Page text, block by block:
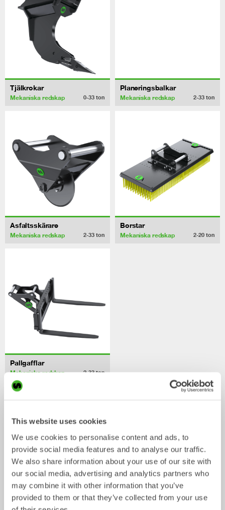
This website uses cookies
We use cookies to personalise content and ads, to
provide social media features and to analyse our traffic.
We also share information about your use of our site with
our social media, advertising and analytics partners who
may combine it with other information that you’ve
provided to them or that they’ve collected from your use
Tjälkrokar
Mekaniska redskap 0-33 ton
Planeringsbalkar
Mekaniska redskap 2-33 ton
Asfaltsskärare
Mekaniska redskap 2-33 ton
Borstar
Mekaniska redskap 2-20 ton
Pallgafflar
Mekaniska redskap 2-33ton